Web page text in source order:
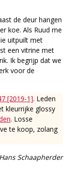
de deur hangen
koe. Als Ruud me
uitpuilt met
een vitrine met
Ik begrijp dat we
voor de
[2019-1]. Leden
kleurrijke glossy
. Losse
te koop, zolang
Hans Schaapherder